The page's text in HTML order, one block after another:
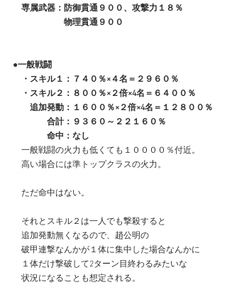
専属武器：防御貫通９００、攻撃力１８％
物理貫通９００
●一般戦闘
・スキル１：７４０％×４名＝２９６０％
・スキル２：８００％×２倍×4名＝６４００％
追加発動：１６００％×２倍×4名＝１２８００％
合計：９３６０～２２１６０％
命中：なし
一般戦闘の火力も低くても１００００％付近。
高い場合には準トップクラスの火力。
ただ命中はない。
それとスキル２は一人でも撃殺すると
追加発動無くなるので、趙公明の
破甲連撃なんかが１体に集中した場合なんかに
１体だけ撃破して2ターン目終わるみたいな
状況になることも想定される。